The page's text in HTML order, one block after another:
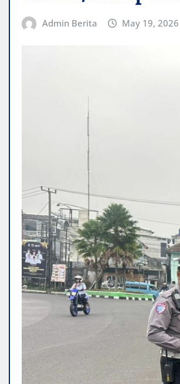
Admin Berita May 19, 2026